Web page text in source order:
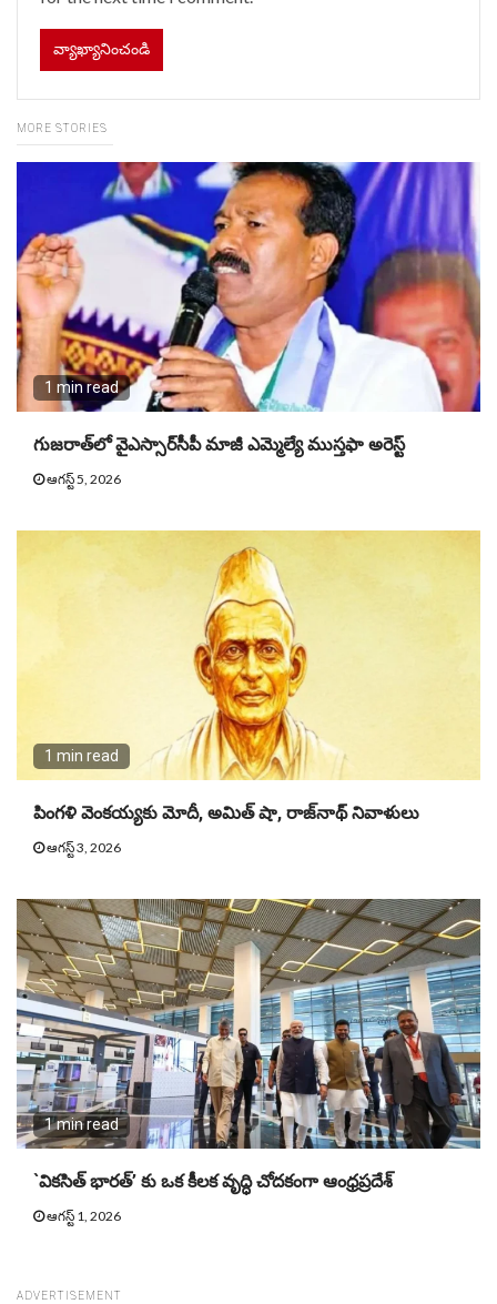
MORE STORIES
1 min read
గుజరాత్‌లో వైఎస్సార్​సీపీ మాజీ ఎమ్మెల్యే ముస్తఫా అరెస్ట్
ఆగస్ట్ 5, 2026
1 min read
పింగళి వెంకయ్యకు మోదీ, అమిత్ షా, రాజ్‌నాథ్ నివాళులు
ఆగస్ట్ 3, 2026
1 min read
`వికసిత్ భారత్’ కు ఒక కీలక వృద్ధి చోదకంగా ఆంధ్రప్రదేశ్
ఆగస్ట్ 1, 2026
ADVERTISEMENT